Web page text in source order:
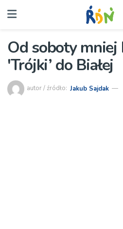
Od soboty mniej
'Trójki’ do Białej
autor / źródło: Jakub Sajdak